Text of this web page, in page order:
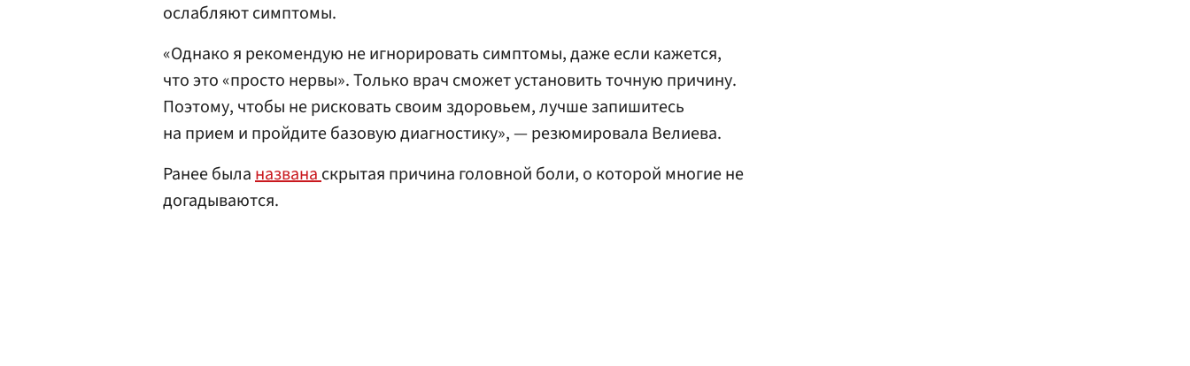
ослабляют симптомы.
«Однако я рекомендую не игнорировать симптомы, даже если кажется,
что это «просто нервы». Только врач сможет установить точную причину.
Поэтому, чтобы не рисковать своим здоровьем, лучше запишитесь
на прием и пройдите базовую диагностику», — резюмировала Велиева.
Ранее быланазванаскрытая причина головной боли, о которой многие не
догадываются.